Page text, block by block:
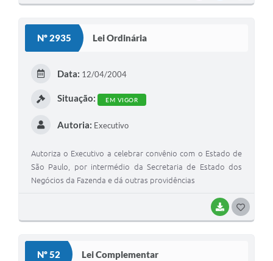
providências
Nº 2935 Lei Ordinária
BAIXAR
Data: 12/04/2004
Situação: EM VIGOR
Autoria: Executivo
Autoriza o Executivo a celebrar convênio com o Estado de
São Paulo, por intermédio da Secretaria de Estado dos
Negócios da Fazenda e dá outras providências
Nº 52 Lei Complementar